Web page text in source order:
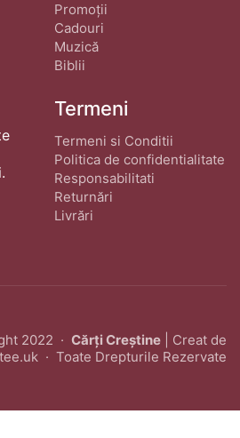
Promoții
Cadouri
Muzică
Biblii
Termeni
Termeni si Conditii
Politica de confidentialitate
Responsabilitati
Returnări
Livrări
2022 · Cărți Creștine | Creat de
· Toate Drepturile Rezervate